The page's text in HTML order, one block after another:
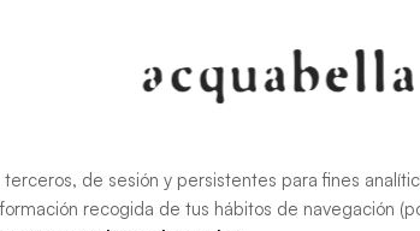
140 X
estilo
Slate
que
más
de sesión y persistentes para fines
recogida de tus hábitos de navegación